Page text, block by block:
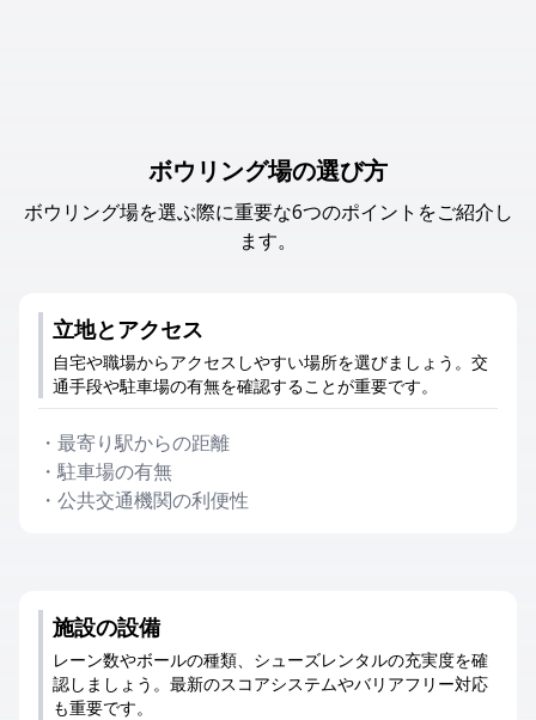
ボウリング場の選び方
ボウリング場を選ぶ際に重要な6つのポイントをご紹介し
ます。
立地とアクセス
自宅や職場からアクセスしやすい場所を選びましょう。交
通手段や駐車場の有無を確認することが重要です。
・ 最寄り駅からの距離
・駐車場の有無
・ 公共交通機関の利便性
施設の設備
レーン数やボールの種類、シューズレンタルの充実度を確
認しましょう。最新のスコアシステムやバリアフリー対応
も重要です。